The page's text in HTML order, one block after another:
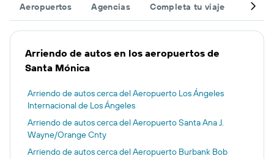
Aeropuertos Agencias Completa tu viaje Otros
Arriendo de autos en los aeropuertos de
Santa Mónica
Arriendo de autos cerca del Aeropuerto Los Ángeles
Internacional de Los Ángeles
Arriendo de autos cerca del Aeropuerto Santa Ana J.
Wayne/Orange Cnty
Arriendo de autos cerca del Aeropuerto Burbank Bob